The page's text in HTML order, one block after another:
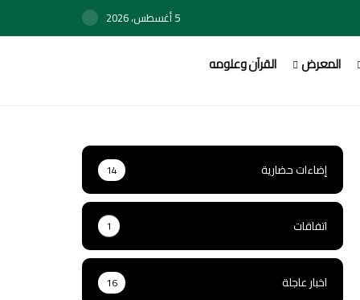
5 أغسطس، 2026
المعرض القرآن وعلومه
إضاءات حضارية 14
اتفاقات 1
اخبار عاجلة 16